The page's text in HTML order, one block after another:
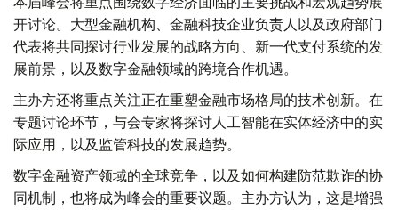
开讨论。大型金融机构、金融科技企业负责人以及政府部门
代表将共同探讨行业发展的战略方向、新一代支付系统的发
展前景，以及数字金融领域的跨境合作机遇。
主办方还将重点关注正在重塑金融市场格局的技术创新。在
专题讨论环节，与会专家将探讨人工智能在实体经济中的实
际应用，以及监管科技的发展趋势。
数字金融资产领域的全球竞争，以及如何构建防范欺诈的协
同机制，也将成为峰会的重要议题。主办方认为，这是增强